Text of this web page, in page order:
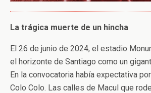
La trágica muerte de un hincha
El 26 de junio de 2024, el estadio
el horizonte de Santiago como un
En la convocatoria había expectativa
Colo Colo. Las calles de Macul que